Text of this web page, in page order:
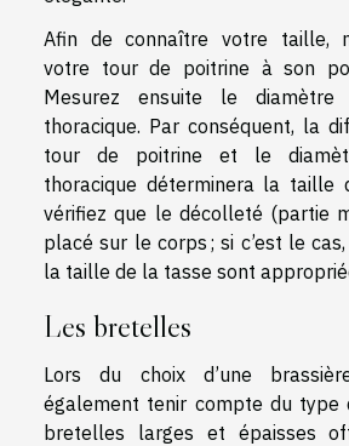
Afin de connaître votre taille,
votre tour de poitrine à son
Mesurez ensuite le
thoracique. Par conséquent, la
tour de poitrine et le
thoracique déterminera la taille
vérifiez que le décolleté (partie
placé sur le corps ; si c’est le
la taille de la tasse sont
Les bretelles
Lors du choix d’une
également tenir compte du type
bretelles larges et épaisses